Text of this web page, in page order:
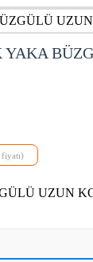
YAKA
UZUN